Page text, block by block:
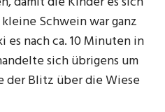
Schwein war ganz
es nach ca. 10 Minuten in
sich übrigens um
der Blitz über die Wiese